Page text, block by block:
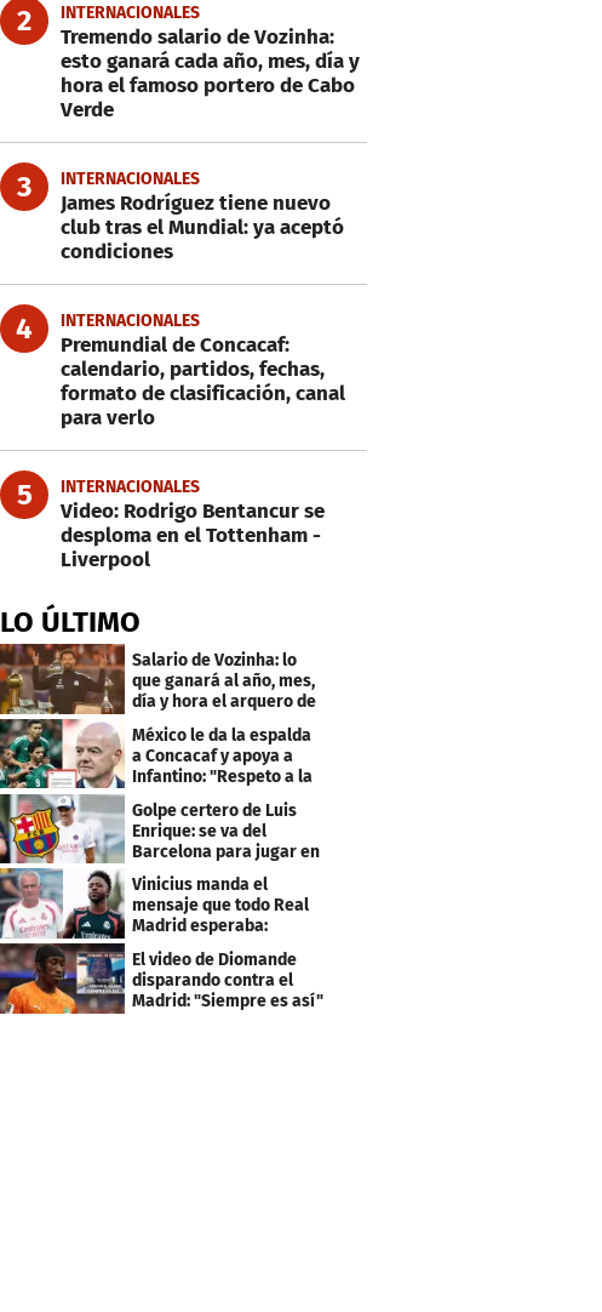
2 INTERNACIONALES
Tremendo salario de Vozinha:
esto ganará cada año, mes, día y
hora el famoso portero de Cabo
Verde
3 INTERNACIONALES
James Rodríguez tiene nuevo
club tras el Mundial: ya aceptó
condiciones
4 INTERNACIONALES
Premundial de Concacaf:
calendario, partidos, fechas,
formato de clasificación, canal
para verlo
5 INTERNACIONALES
Video: Rodrigo Bentancur se
desploma en el Tottenham -
Liverpool
LO ÚLTIMO
Salario de Vozinha: lo
que ganará al año, mes,
día y hora el arquero de
Cabo Verde
México le da la espalda
a Concacaf y apoya a
Infantino: "Respeto a la
gobernanza"
Golpe certero de Luis
Enrique: se va del
Barcelona para jugar en
el PSG
Vinicius manda el
mensaje que todo Real
Madrid esperaba:
"Mourinho..."
El video de Diomande
disparando contra el
Madrid: "Siempre es así"